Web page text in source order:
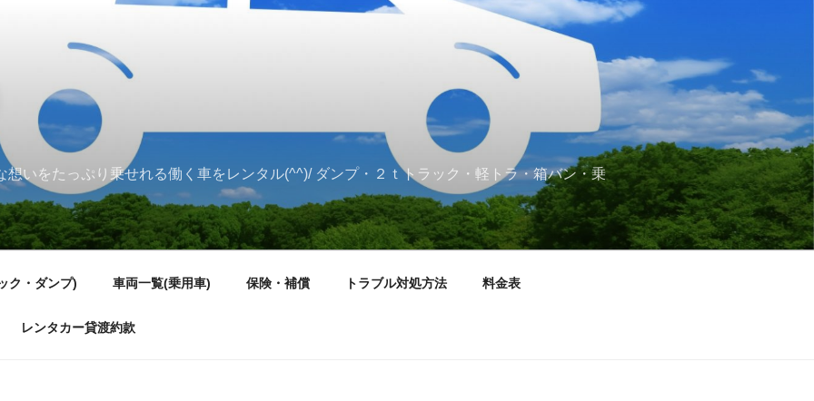
想いをたっぷり乗せれる働く車をレンタル(^^)/ ダンプ・２ｔトラック・軽トラ・箱バン・乗
ク・ダンプ) 車両一覧(乗用車) 保険・補償 トラブル対処方法 料金表
レンタカー貸渡約款